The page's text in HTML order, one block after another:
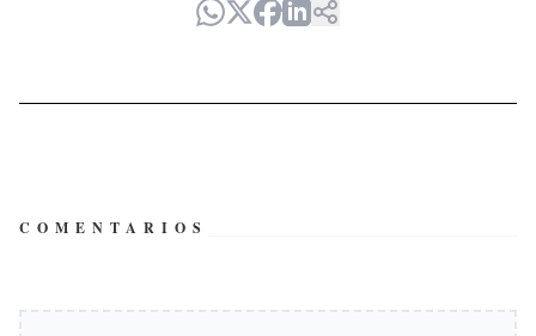
COMENTARIOS